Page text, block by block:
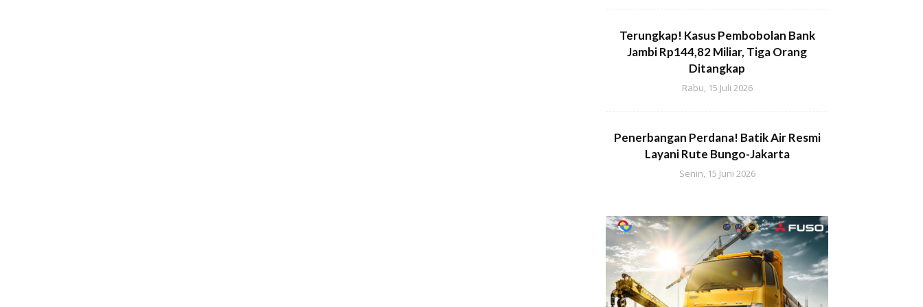
Terungkap! Kasus Pembobolan Bank
Jambi Rp144,82 Miliar, Tiga Orang
Ditangkap
Rabu, 15 Juli 2026
Penerbangan Perdana! Batik Air Resmi
Layani Rute Bungo-Jakarta
Senin, 15 Juni 2026